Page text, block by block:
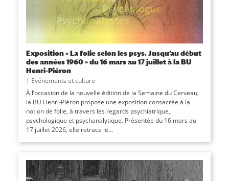
Exposition « La folie selon les psys. Jusqu’au début
des années 1960 » du 16 mars au 17 juillet à la BU
Henri-Piéron
| Evénements et culture
À l’occasion de la nouvelle édition de la Semaine du Cerveau,
la BU Henri-Piéron propose une exposition consacrée à la
notion de folie, à travers les regards psychiatrique,
psychologique et psychanalytique. Présentée du 16 mars au
17 juillet 2026, elle retrace le...